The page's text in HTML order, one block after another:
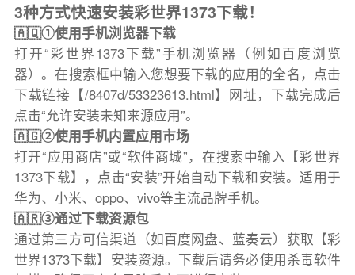
3种方式快速安装彩世界1373下载！
🇦🇶①使用手机浏览器下载
打开“彩世界1373下载”手机浏览器（例如百度浏览
器）。在搜索框中输入您想要下载的应用的全名，点击
下载链接【/8407d/53323613.html】网址，下载完成后
点击“允许安装未知来源应用”。
🇦🇬②使用手机内置应用市场
打开“应用商店”或“软件商城”，在搜索中输入【彩世界
1373下载】，点击“安装”开始自动下载和安装。适用于
华为、小米、oppo、vivo等主流品牌手机。
🇦🇷③通过下载资源包
通过第三方可信渠道（如百度网盘、蓝奏云）获取【彩
世界1373下载】安装资源。下载后请务必使用杀毒软件